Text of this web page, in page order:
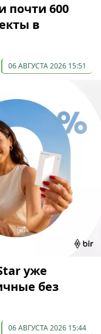
почти 600
в
06 АВГУСТА 2026 15:51
уже
без
06 АВГУСТА 2026 15:44